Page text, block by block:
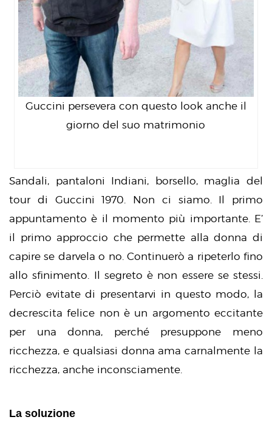
Guccini persevera con questo look anche il
giorno del suo matrimonio
Sandali, pantaloni Indiani, borsello, maglia del
tour di Guccini 1970. Non ci siamo. Il primo
appuntamento è il momento più importante. E’
il primo approccio che permette alla donna di
capire se darvela o no. Continuerò a ripeterlo fino
allo sfinimento. Il segreto è non essere se stessi.
Perciò evitate di presentarvi in questo modo, la
decrescita felice non è un argomento eccitante
per una donna, perché presuppone meno
ricchezza, e qualsiasi donna ama carnalmente la
ricchezza, anche inconsciamente.
La soluzione